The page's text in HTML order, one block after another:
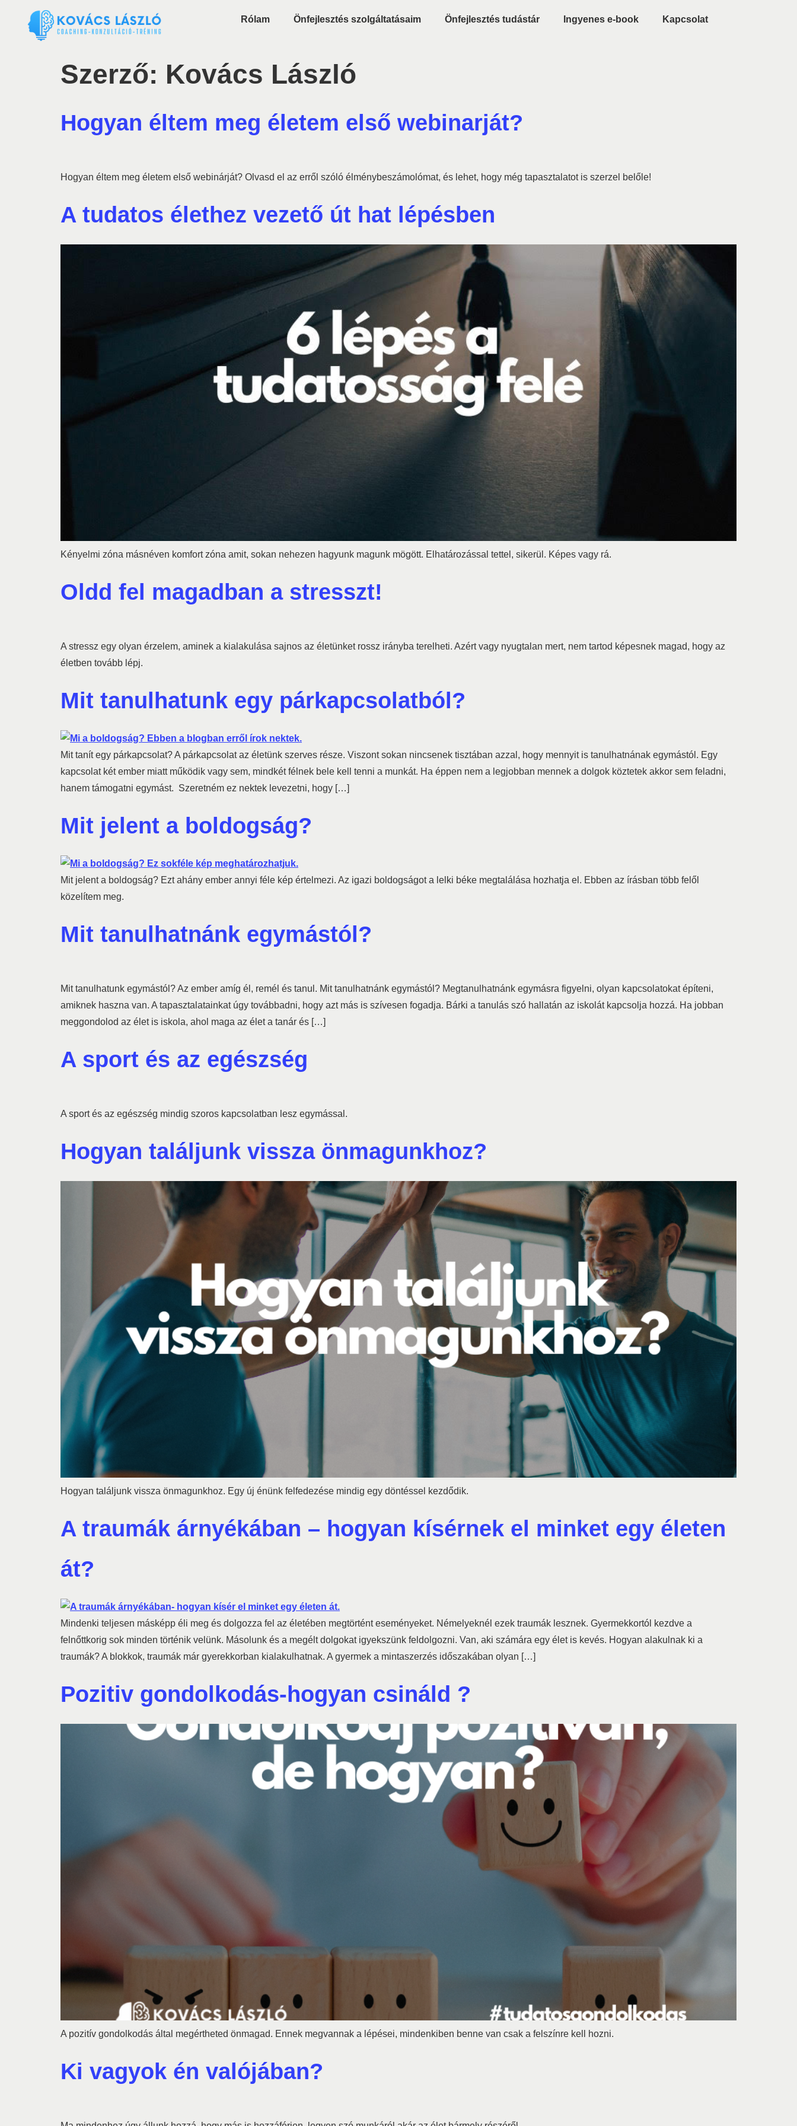
Rólam Önfejlesztés szolgáltatásaim Önfejlesztés tudástár Ingyenes e-book Kapcsolat
Szerző: Kovács László
Hogyan éltem meg életem első webinarját?
Hogyan éltem meg életem első webinárját? Olvasd el az erről szóló élménybeszámolómat, és lehet, hogy még tapasztalatot is szerzel belőle!
A tudatos élethez vezető út hat lépésben
Kényelmi zóna másnéven komfort zóna amit, sokan nehezen hagyunk magunk mögött. Elhatározással tettel, sikerül. Képes vagy rá.
Oldd fel magadban a stresszt!
A stressz egy olyan érzelem, aminek a kialakulása sajnos az életünket rossz irányba terelheti. Azért vagy nyugtalan mert, nem tartod képesnek magad, hogy az
életben tovább lépj.
Mit tanulhatunk egy párkapcsolatból?
Mit tanít egy párkapcsolat? A párkapcsolat az életünk szerves része. Viszont sokan nincsenek tisztában azzal, hogy mennyit is tanulhatnának egymástól. Egy
kapcsolat két ember miatt működik vagy sem, mindkét félnek bele kell tenni a munkát. Ha éppen nem a legjobban mennek a dolgok köztetek akkor sem feladni,
hanem támogatni egymást. Szeretném ez nektek levezetni, hogy […]
Mit jelent a boldogság?
Mit jelent a boldogság? Ezt ahány ember annyi féle kép értelmezi. Az igazi boldogságot a lelki béke megtalálása hozhatja el. Ebben az írásban több felől
közelítem meg.
Mit tanulhatnánk egymástól?
Mit tanulhatunk egymástól? Az ember amíg él, remél és tanul. Mit tanulhatnánk egymástól? Megtanulhatnánk egymásra figyelni, olyan kapcsolatokat építeni,
amiknek haszna van. A tapasztalatainkat úgy továbbadni, hogy azt más is szívesen fogadja. Bárki a tanulás szó hallatán az iskolát kapcsolja hozzá. Ha jobban
meggondolod az élet is iskola, ahol maga az élet a tanár és […]
A sport és az egészség
A sport és az egészség mindig szoros kapcsolatban lesz egymással.
Hogyan találjunk vissza önmagunkhoz?
Hogyan találjunk vissza önmagunkhoz. Egy új énünk felfedezése mindig egy döntéssel kezdődik.
A traumák árnyékában – hogyan kísérnek el minket egy életen
át?
Mindenki teljesen másképp éli meg és dolgozza fel az életében megtörtént eseményeket. Némelyeknél ezek traumák lesznek. Gyermekkortól kezdve a
felnőttkorig sok minden történik velünk. Másolunk és a megélt dolgokat igyekszünk feldolgozni. Van, aki számára egy élet is kevés. Hogyan alakulnak ki a
traumák? A blokkok, traumák már gyerekkorban kialakulhatnak. A gyermek a mintaszerzés időszakában olyan […]
Pozitiv gondolkodás-hogyan csináld ?
A pozitív gondolkodás által megértheted önmagad. Ennek megvannak a lépései, mindenkiben benne van csak a felszínre kell hozni.
Ki vagyok én valójában?